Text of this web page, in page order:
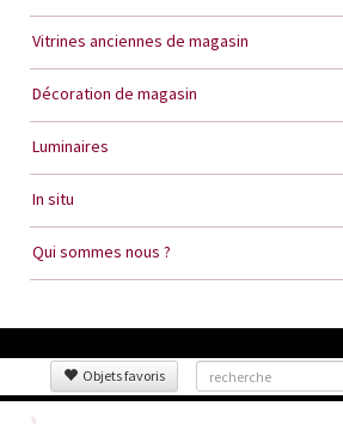
Vitrines anciennes de magasin
Décoration de magasin
Luminaires
In situ
Qui sommes nous ?
Objets favoris